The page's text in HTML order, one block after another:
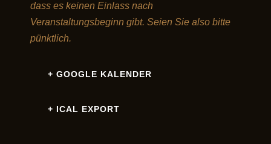
dass es keinen Einlass nach
Veranstaltungsbeginn gibt. Seien Sie also bitte
pünktlich.
+ GOOGLE KALENDER
+ ICAL EXPORT